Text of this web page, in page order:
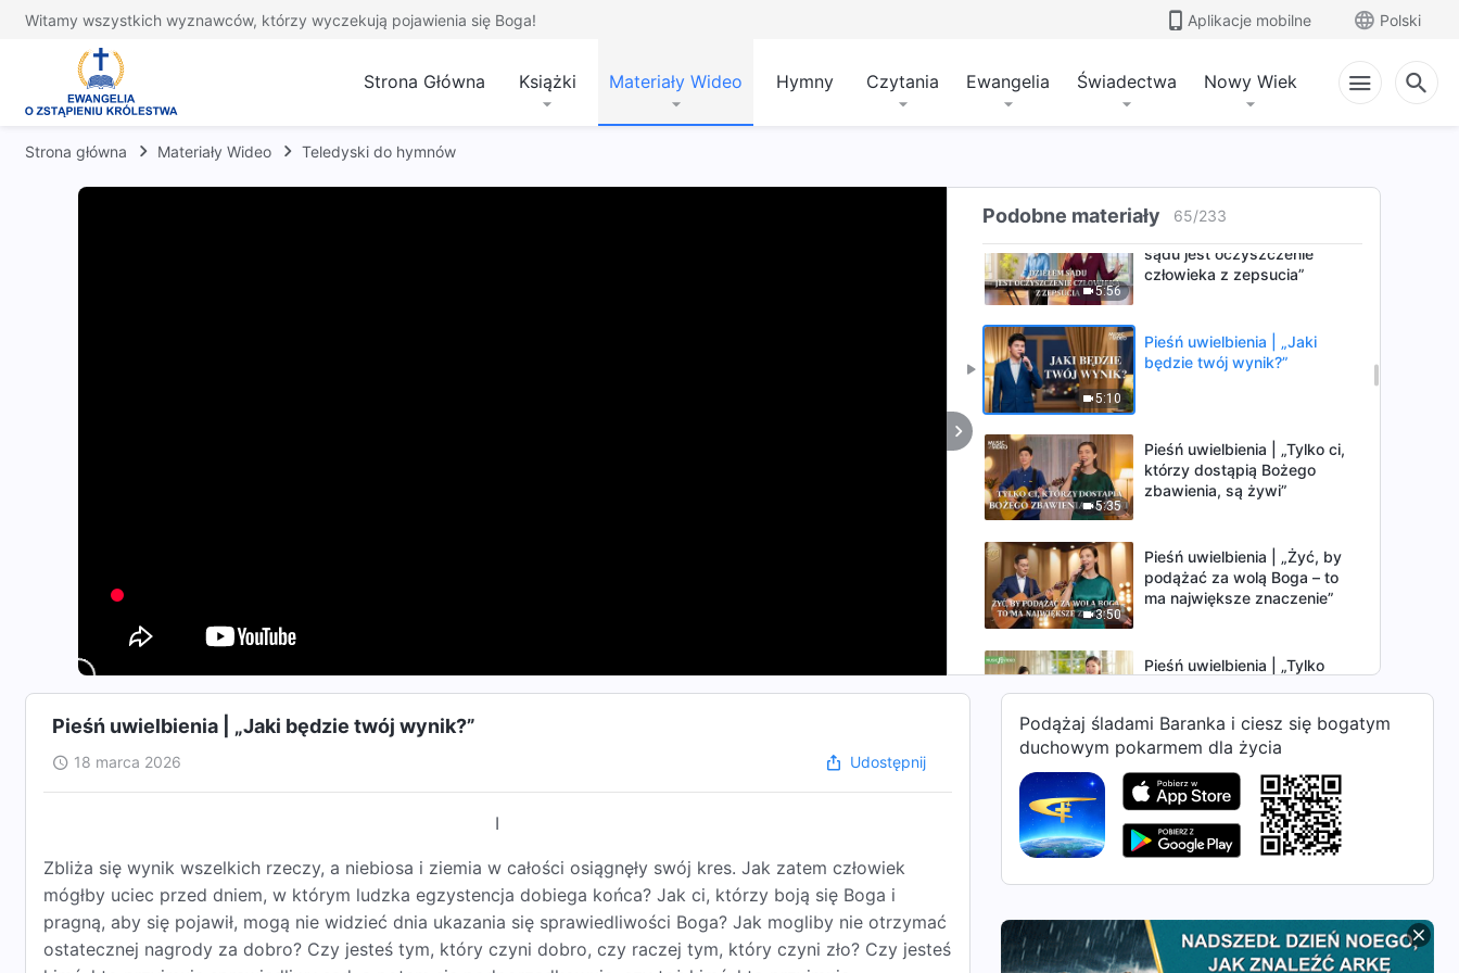
Witamy wszystkich wyznawców, którzy wyczekują pojawienia się Boga! Aplikacje mobilne Polski
Strona Główna Książki Materiały Wideo Hymny Czytania Ewangelia Świadectwa Nowy Wiek
Strona główna Materiały Wideo Teledyski do hymnów
Podobne materiały 65/233
4:46
Pieśń uwielbienia | „Wiara
5:56
Pieśń uwielbienia | „Dziełem
sądu jest oczyszczenie
człowieka z zepsucia”
5:10
Pieśń uwielbienia | „Jaki
będzie twój wynik?”
5:35
Pieśń uwielbienia | „Tylko ci,
którzy dostąpią Bożego
zbawienia, są żywi”
3:50
Pieśń uwielbienia | „Żyć, by
podążać za wolą Boga – to
ma największe znaczenie”
3:55
Pieśń uwielbienia | „Tylko
3:44
Pieśń uwielbienia | „Jaką
wartość ma cenienie
statusu?”
3:53
Pieśń uwielbienia | „Modlitwa
Pieśń uwielbienia | „Jaki będzie twój wynik?”
18 marca 2026 Udostępnij
I
Zbliża się wynik wszelkich rzeczy, a niebiosa i ziemia w całości osiągnęły swój kres. Jak zatem człowiek
mógłby uciec przed dniem, w którym ludzka egzystencja dobiega końca? Jak ci, którzy boją się Boga i
pragną, aby się pojawił, mogą nie widzieć dnia ukazania się sprawiedliwości Boga? Jak mogliby nie otrzymać
ostatecznej nagrody za dobro? Czy jesteś tym, który czyni dobro, czy raczej tym, który czyni zło? Czy jesteś
Podążaj śladami Baranka i ciesz się bogatym
duchowym pokarmem dla życia